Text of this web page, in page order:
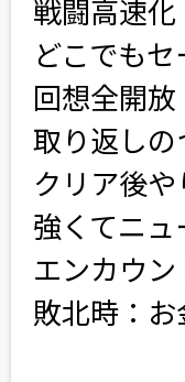
戦闘高速
どこでも
回想全開
取り返し
クリア後
強くてニ
エンカウ
敗北時：